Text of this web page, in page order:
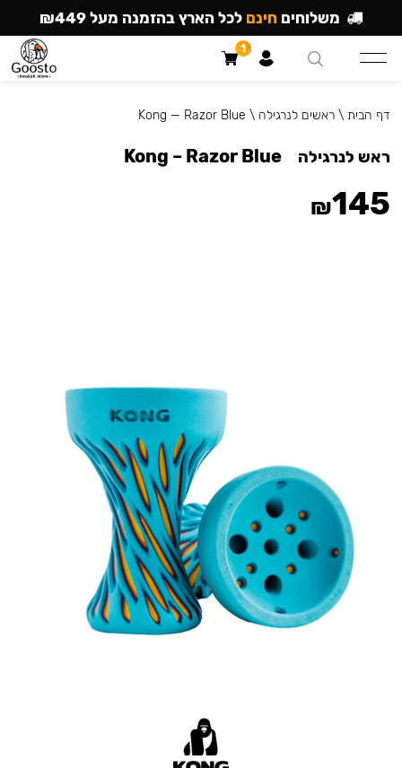
דף הבית \ראשים לנרגילה \
Kong — Razor Blue
ראש לנרגילה Kong – Razor Blue
₪145
משלוחים חינם לכל הארץ בהזמנה מעל ₪449
1